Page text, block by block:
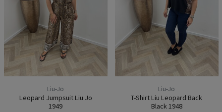
Liu-Jo
Leopard Jumpsuit Liu Jo
1949
Liu-Jo
T-Shirt Liu Leopard Back
Black 1948